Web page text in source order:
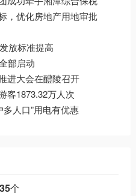
，优化房地产用地审批
放标准提高
部启动
进大会在醴陵召开
客1873.32万人次
人口”用电有优惠
个